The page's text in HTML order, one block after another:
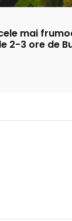
mai
2-3 ore de